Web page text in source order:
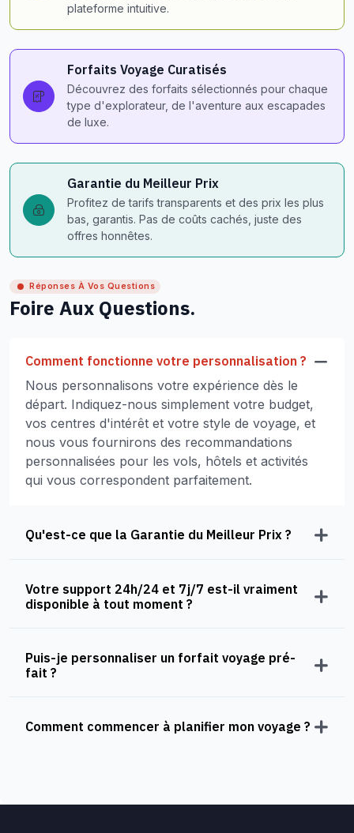
plateforme intuitive.
Forfaits Voyage Curatisés
Découvrez des forfaits sélectionnés pour chaque
type d'explorateur, de l'aventure aux escapades
de luxe.
Garantie du Meilleur Prix
Profitez de tarifs transparents et des prix les plus
bas, garantis. Pas de coûts cachés, juste des
offres honnêtes.
Réponses À Vos Questions
Foire Aux Questions.
Comment fonctionne votre personnalisation ?
Nous personnalisons votre expérience dès le
départ. Indiquez-nous simplement votre budget,
vos centres d'intérêt et votre style de voyage, et
nous vous fournirons des recommandations
personnalisées pour les vols, hôtels et activités
qui vous correspondent parfaitement.
Qu'est-ce que la Garantie du Meilleur Prix ?
Votre support 24h/24 et 7j/7 est-il vraiment
disponible à tout moment ?
Puis-je personnaliser un forfait voyage pré-
fait ?
Comment commencer à planifier mon voyage ?